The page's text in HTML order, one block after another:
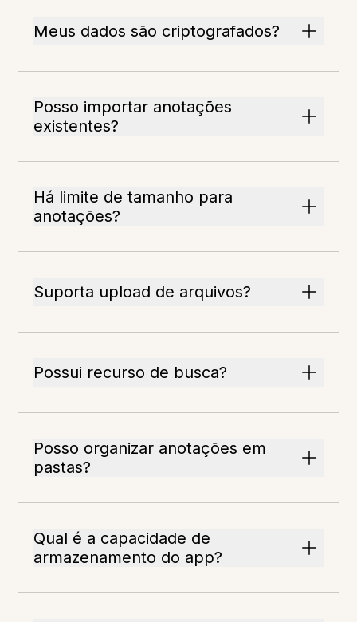
Meus dados são criptografados?
Posso importar anotações
existentes?
Há limite de tamanho para
anotações?
Suporta upload de arquivos?
Possui recurso de busca?
Posso organizar anotações em
pastas?
Qual é a capacidade de
armazenamento do app?